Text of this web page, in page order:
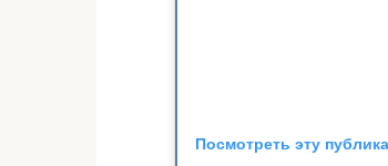
Посмотреть эту